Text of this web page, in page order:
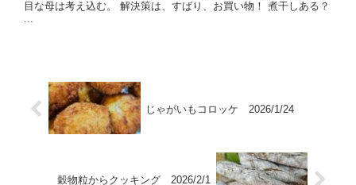
目な母は考え込む。 解決策は、すばり、お買い物！ 煮干しある？
...
じゃがいもコロッケ 2026/1/24
穀物粒からクッキング 2026/2/1